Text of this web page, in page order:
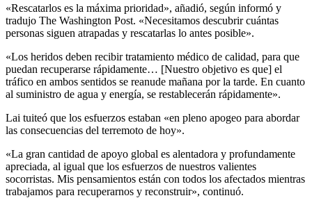
«Rescatarlos es la máxima prioridad», añadió, según informó y
tradujo The Washington Post. «Necesitamos descubrir cuántas
personas siguen atrapadas y rescatarlas lo antes posible».
«Los heridos deben recibir tratamiento médico de calidad, para que
puedan recuperarse rápidamente… [Nuestro objetivo es que] el
tráfico en ambos sentidos se reanude mañana por la tarde. En cuanto
al suministro de agua y energía, se restablecerán rápidamente».
Lai tuiteó que los esfuerzos estaban «en pleno apogeo para abordar
las consecuencias del terremoto de hoy».
«La gran cantidad de apoyo global es alentadora y profundamente
apreciada, al igual que los esfuerzos de nuestros valientes
socorristas. Mis pensamientos están con todos los afectados mientras
trabajamos para recuperarnos y reconstruir», continuó.